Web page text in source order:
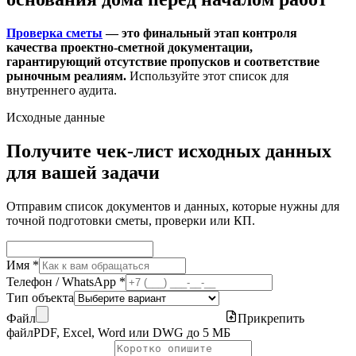
Проверка сметы — это финальный этап контроля
качества проектно-сметной документации,
гарантирующий отсутствие пропусков и соответствие
рыночным реалиям. Используйте этот список для
внутреннего аудита.
Исходные данные
Получите чек-лист исходных данных
для вашей задачи
Отправим список документов и данных, которые нужны для
точной подготовки сметы, проверки или КП.
Имя *
Телефон / WhatsApp *
Тип объекта
Файл
Прикрепить
файлPDF, Excel, Word или DWG до 5 МБ